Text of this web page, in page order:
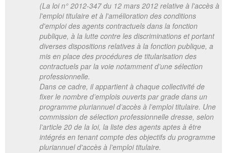
(La loi n° 2012-347 du 12 mars 2012 relative à l'accès à
l'emploi titulaire et à l'amélioration des conditions
d'emploi des agents contractuels dans la fonction
publique, à la lutte contre les discriminations et portant
diverses dispositions relatives à la fonction publique, a
mis en place des procédures de titularisation des
contractuels par la voie notamment d’une sélection
professionnelle.
Dans ce cadre, il appartient à chaque collectivité de
fixer le nombre d’emplois ouverts par grade dans un
programme pluriannuel d’accès à l’emploi titulaire. Une
commission de sélection professionnelle dresse, selon
l’article 20 de la loi, la liste des agents aptes à être
intégrés en tenant compte des objectifs du programme
pluriannuel d'accès à l’emploi titulaire.